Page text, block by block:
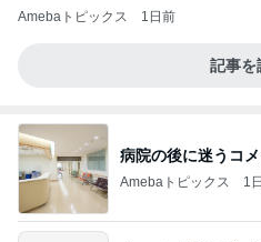
Amebaトピックス 1日前
記事を
病院の後に迷うコ
Amebaトピックス 1